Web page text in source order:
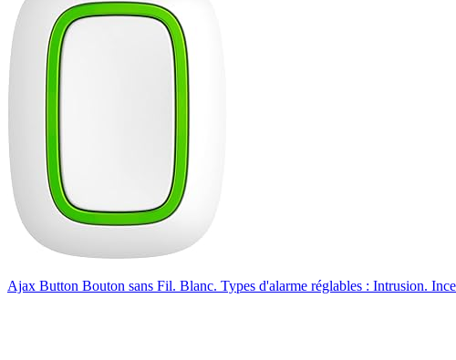
Ajax Button Bouton sans Fil. Blanc. Types d'alarme réglables : Intrusion.